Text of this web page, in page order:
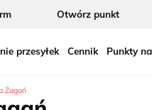
Otwórz punkt
przesyłek Cennik Punkty
Żagań